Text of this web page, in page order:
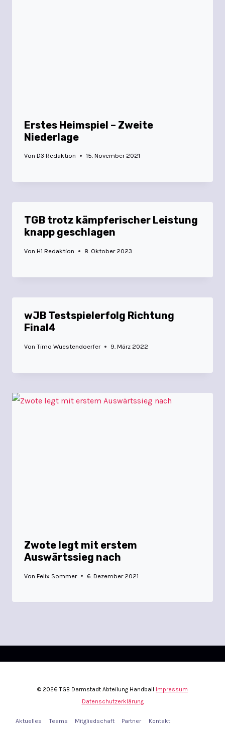
Erstes Heimspiel – Zweite
Niederlage
Von D3 Redaktion 15. November 2021
TGB trotz kämpferischer Leistung
knapp geschlagen
Von H1 Redaktion 8. Oktober 2023
wJB Testspielerfolg Richtung
Final4
Von Timo Wuestendoerfer 9. März 2022
Zwote legt mit erstem
Auswärtssieg nach
Von Felix Sommer 6. Dezember 2021
© 2026 TGB Darmstadt Abteilung Handball Impressum
Datenschutzerklärung
Aktuelles Teams Mitgliedschaft Partner Kontakt